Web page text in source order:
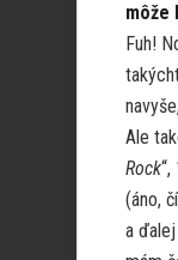
môže
Fuh!
Ale
Rock“,
(áno,
a